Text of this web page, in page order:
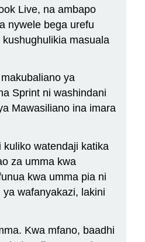
Live, na ambapo
nywele bega urefu
masuala
ya
Sprint ni washindani
Mawasiliano ina imara
watendaji katika
za umma kwa
kwa umma pia ni
wafanyakazi, lakini
Kwa mfano, baadhi